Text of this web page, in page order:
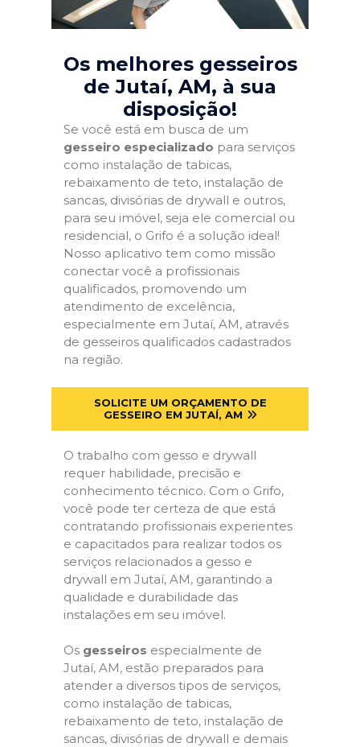
Os melhores gesseiros
de Jutaí, AM, à sua
disposição!
Se você está em busca de um
gesseiro especializado para serviços
como instalação de tabicas,
rebaixamento de teto, instalação de
sancas, divisórias de drywall e outros,
para seu imóvel, seja ele comercial ou
residencial, o Grifo é a solução ideal!
Nosso aplicativo tem como missão
conectar você a profissionais
qualificados, promovendo um
atendimento de excelência,
especialmente em Jutaí, AM, através
de gesseiros qualificados cadastrados
na região.
SOLICITE UM ORÇAMENTO DE
GESSEIRO EM JUTAÍ, AM
O trabalho com gesso e drywall
requer habilidade, precisão e
conhecimento técnico. Com o Grifo,
você pode ter certeza de que está
contratando profissionais experientes
e capacitados para realizar todos os
serviços relacionados a gesso e
drywall em Jutaí, AM, garantindo a
qualidade e durabilidade das
instalações em seu imóvel.
Os gesseiros especialmente de
Jutaí, AM, estão preparados para
atender a diversos tipos de serviços,
como instalação de tabicas,
rebaixamento de teto, instalação de
sancas, divisórias de drywall e demais